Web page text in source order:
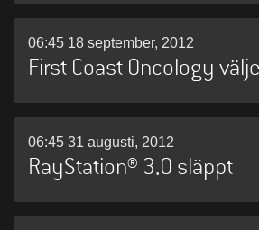
06:45 18 september, 2012
First Coast Oncology
06:45 31 augusti, 2012
RayStation® 3.0 släppt